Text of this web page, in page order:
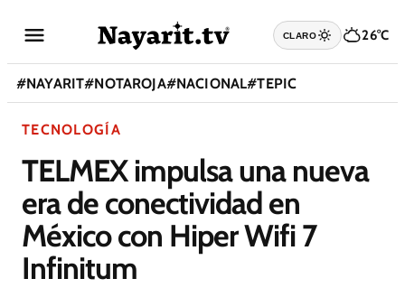
CLARO 26°C
#NAYARIT#NOTAROJA#NACIONAL#TEPIC
TECNOLOGÍA
TELMEX impulsa una nueva
era de conectividad en
México con Hiper Wifi 7
Infinitum